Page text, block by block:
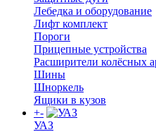
Лебедка и оборудование
Лифт комплект
Пороги
Прицепные устройства
Расширители колёсных
Шины
Шноркель
Ящики в кузов
+-
УАЗ